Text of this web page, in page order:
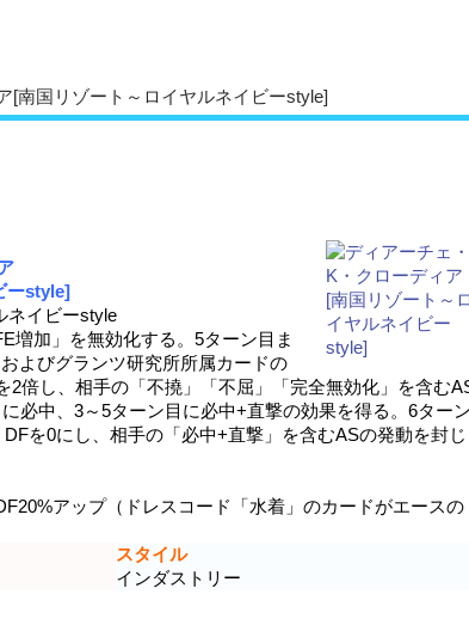
[南国リゾート～ロイヤルネイビーstyle]
ーstyle]
ネイビーstyle
増加」を無効化する。5ターン目ま
よびグランツ研究所所属カードの
2倍し、相手の「不撓」「不屈」「完全無効化」を含む
必中、3～5ターン目に必中+直撃の効果を得る。6ター
を0にし、相手の「必中+直撃」を含むASの発動を封じ
アップ（ドレスコード「水着」のカードがエースの
スタイル
インダストリー